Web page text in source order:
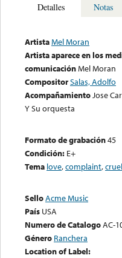
Detalles Notas
ArtistaMel Moran
Artista aparece en los
comunicaciónMel Moran
CompositorSalas, Adolfo
AcompañamientoJose
Y Su orquesta
Formato de grabación45
Condición: E+
Tema love,complaint,cruel
SelloAcme Music
País USA
Numero de CatalogoAC-
Género Ranchera
Location of Label: